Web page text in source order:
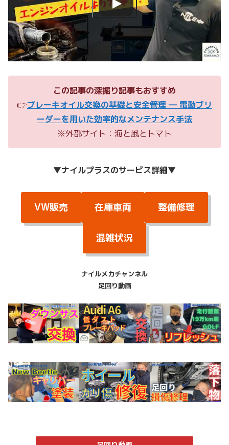
この記事の深掘り記事もおすすめ
👉ブレーキオイル交換の基礎と安全管理 ― 電動ブリ
ーダーを用いた効率的なメンテナンス手法
※外部サイト：海と風とトマト
▼ナイルプラスのサービス詳細▼
VW販売 在庫車両 整備修理
混雑状況
ナイルメカチャンネル
足回り動画